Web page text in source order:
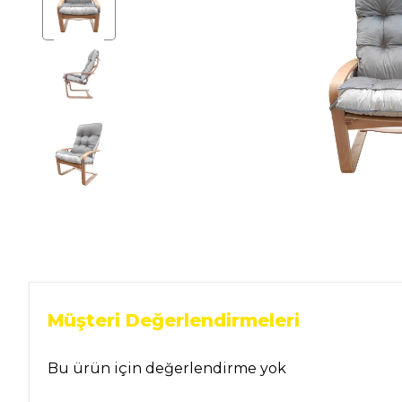
Ev Gereçleri
Oto Aksesuar
Müşteri Değerlendirmeleri
Bu ürün için değerlendirme yok